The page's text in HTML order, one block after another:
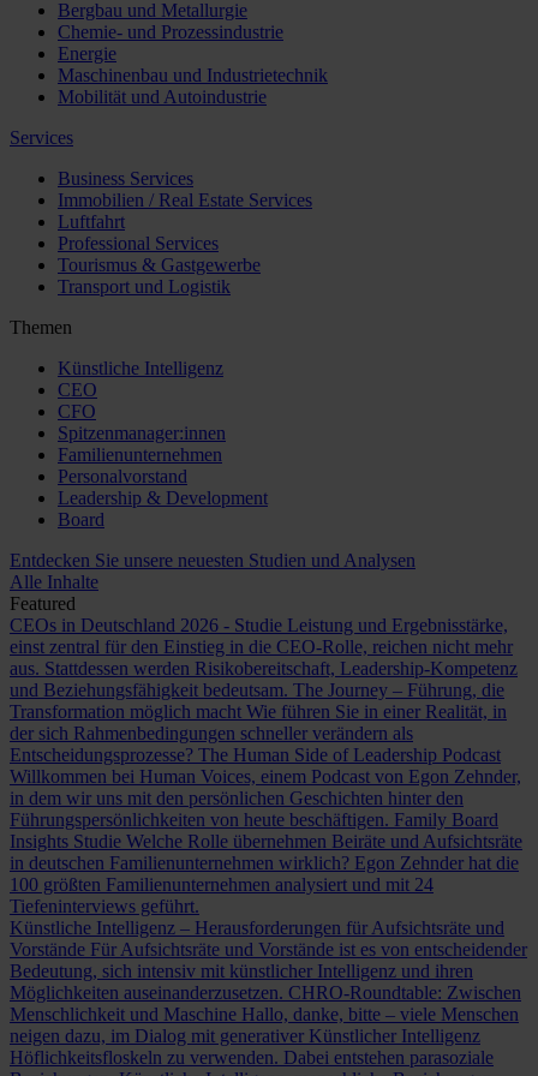
Bergbau und Metallurgie
Chemie- und Prozessindustrie
Energie
Maschinenbau und Industrietechnik
Mobilität und Autoindustrie
Services
Business Services
Immobilien / Real Estate Services
Luftfahrt
Professional Services
Tourismus & Gastgewerbe
Transport und Logistik
Themen
Künstliche Intelligenz
CEO
CFO
Spitzenmanager:innen
Familienunternehmen
Personalvorstand
Leadership & Development
Board
Entdecken Sie unsere neuesten Studien und Analysen
Alle Inhalte
Featured
CEOs in Deutschland 2026 - Studie Leistung und Ergebnisstärke,
einst zentral für den Einstieg in die CEO-Rolle, reichen nicht mehr
aus. Stattdessen werden Risikobereitschaft, Leadership-Kompetenz
und Beziehungsfähigkeit bedeutsam. The Journey – Führung, die
Transformation möglich macht Wie führen Sie in einer Realität, in
der sich Rahmenbedingungen schneller verändern als
Entscheidungsprozesse? The Human Side of Leadership Podcast
Willkommen bei Human Voices, einem Podcast von Egon Zehnder,
in dem wir uns mit den persönlichen Geschichten hinter den
Führungspersönlichkeiten von heute beschäftigen. Family Board
Insights Studie Welche Rolle übernehmen Beiräte und Aufsichtsräte
in deutschen Familienunternehmen wirklich? Egon Zehnder hat die
100 größten Familienunternehmen analysiert und mit 24
Tiefeninterviews geführt.
Künstliche Intelligenz – Herausforderungen für Aufsichtsräte und
Vorstände Für Aufsichtsräte und Vorstände ist es von entscheidender
Bedeutung, sich intensiv mit künstlicher Intelligenz und ihren
Möglichkeiten auseinanderzusetzen. CHRO-Roundtable: Zwischen
Menschlichkeit und Maschine Hallo, danke, bitte – viele Menschen
neigen dazu, im Dialog mit generativer Künstlicher Intelligenz
Höflichkeitsfloskeln zu verwenden. Dabei entstehen parasoziale